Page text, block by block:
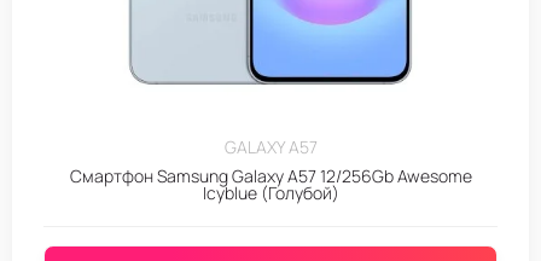
GALAXY A57
Смартфон Samsung Galaxy A57 12/256Gb Awesome
Icyblue (Голубой)